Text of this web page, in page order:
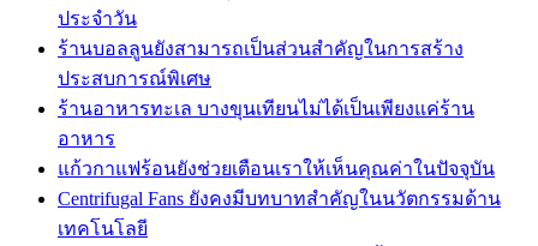
ประจำวัน
ร้านบอลลูนยังสามารถเป็นส่วนสำคัญในการสร้าง
ประสบการณ์พิเศษ
ร้านอาหารทะเล บางขุนเทียนไม่ได้เป็นเพียงแค่ร้าน
อาหาร
แก้วกาแฟร้อนยังช่วยเตือนเราให้เห็นคุณค่าในปัจจุบัน
Centrifugal Fans ยังคงมีบทบาทสำคัญในนวัตกรรมด้าน
เทคโนโลยี